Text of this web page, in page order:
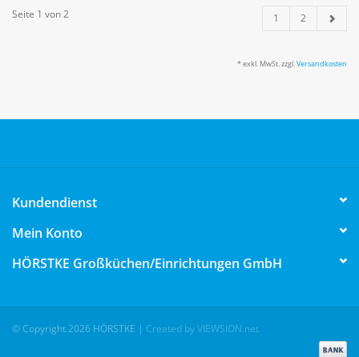
Seite 1 von 2 1 2
* exkl. MwSt. zzgl.Versandkosten
Kundendienst
Mein Konto
HÖRSTKE Großküchen/Einrichtungen GmbH
© Copyright 2026 HÖRSTKE | Created by VIEWSION.net